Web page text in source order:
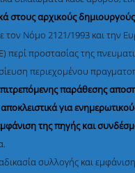
στους αρχικούς
τον Νόμο 2121/1993 και την
περί προστασίας της
περιεχομένου
παράθεσης
αποκλειστικά για
της πηγής και
συλλογής και